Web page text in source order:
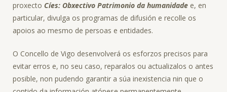
proxecto Cíes: Obxectivo Patrimonio da humanidade e, en
particular, divulga os programas de difusión e recolle os
apoios ao mesmo de persoas e entidades.
O Concello de Vigo desenvolverá os esforzos precisos para
evitar erros e, no seu caso, reparalos ou actualizalos o antes
posible, non pudendo garantir a súa inexistencia nin que o